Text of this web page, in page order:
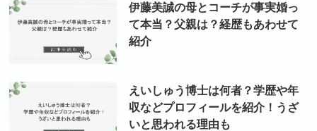
伊藤美誠の母とコーチが事実婚っ
て本当？父親は？経歴もあわせて
紹介
えいしゅう博士は何者？学歴や年
収などプロフィールを紹介！うざ
いと思われる理由も